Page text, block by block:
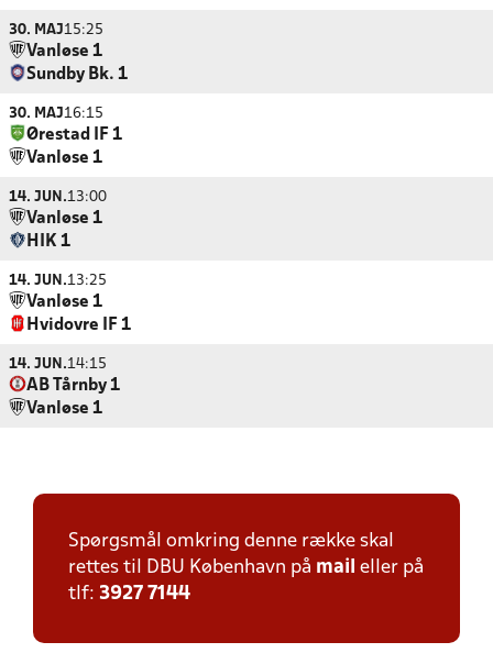
30. MAJ15:25
Vanløse 1
Sundby Bk. 1
30. MAJ16:15
Ørestad IF 1
Vanløse 1
14. JUN.13:00
Vanløse 1
HIK 1
14. JUN.13:25
Vanløse 1
Hvidovre IF 1
14. JUN.14:15
AB Tårnby 1
Vanløse 1
Spørgsmål omkring denne række skal
rettes til DBU København på mail eller på
tlf: 3927 7144